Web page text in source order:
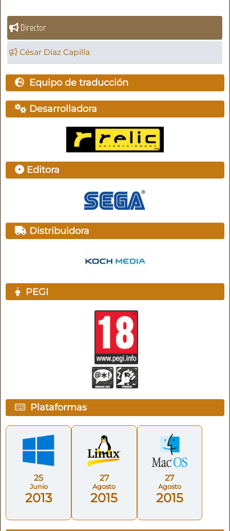
Director
César Díaz Capilla
Equipo de traducción
Desarrolladora
Editora
Distribuidora
PEGI
Plataformas
25
Junio
2013
27
Agosto
2015
27
Agosto
2015